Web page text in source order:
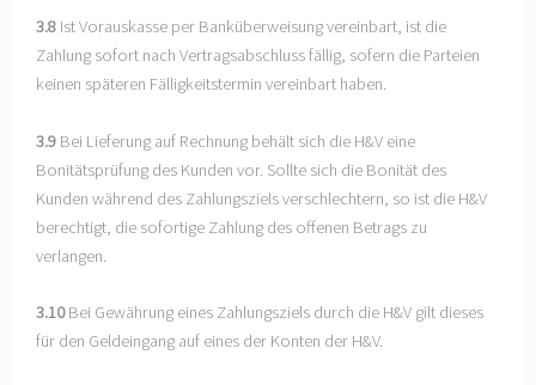
3.8 Ist Vorauskasse per Banküberweisung vereinbart, ist die
Zahlung sofort nach Vertragsabschluss fällig, sofern die Parteien
keinen späteren Fälligkeitstermin vereinbart haben.
3.9 Bei Lieferung auf Rechnung behält sich die H&V eine
Bonitätsprüfung des Kunden vor. Sollte sich die Bonität des
Kunden während des Zahlungsziels verschlechtern, so ist die H&V
berechtigt, die sofortige Zahlung des offenen Betrags zu
verlangen.
3.10Bei Gewährung eines Zahlungsziels durch die H&V gilt dieses
für den Geldeingang auf eines der Konten der H&V.